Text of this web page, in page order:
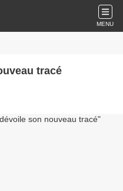
MENU
tracé